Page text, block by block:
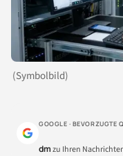
(Symbolbild)
GOOGLE · BEVORZUGTE
dmzu Ihren